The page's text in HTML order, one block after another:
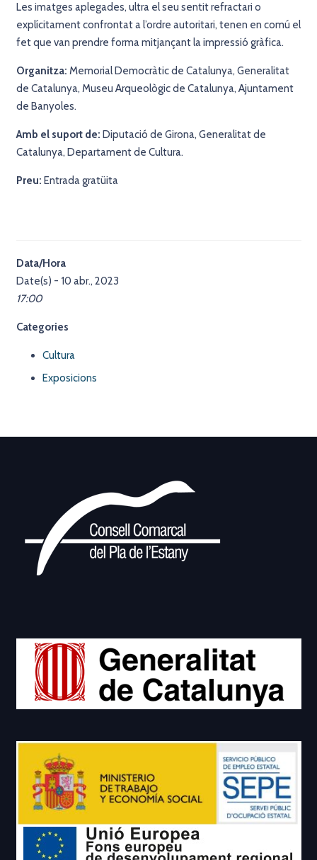
Les imatges aplegades, ultra el seu sentit refractari o
explícitament confrontat a l’ordre autoritari, tenen en comú el
fet que van prendre forma mitjançant la impressió gràfica.
Organitza: Memorial Democràtic de Catalunya, Generalitat
de Catalunya, Museu Arqueològic de Catalunya, Ajuntament
de Banyoles.
Amb el suport de: Diputació de Girona, Generalitat de
Catalunya, Departament de Cultura.
Preu: Entrada gratüita
Data/Hora
Date(s) - 10 abr., 2023
17:00
Categories
Cultura
Exposicions